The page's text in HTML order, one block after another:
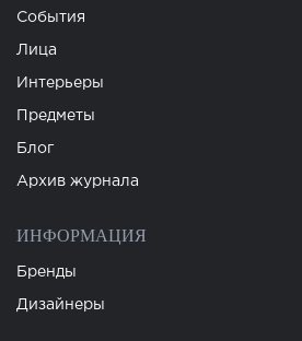
События
Лица
Интерьеры
Предметы
Блог
Архив журнала
ИНФОРМАЦИЯ
Бренды
Дизайнеры